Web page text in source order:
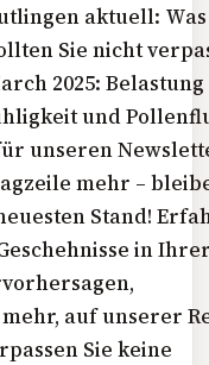
aktuell:
Sie nicht
2025: Belastung
und
unseren
mehr –
Stand!
in
auf unserer
Sie keine